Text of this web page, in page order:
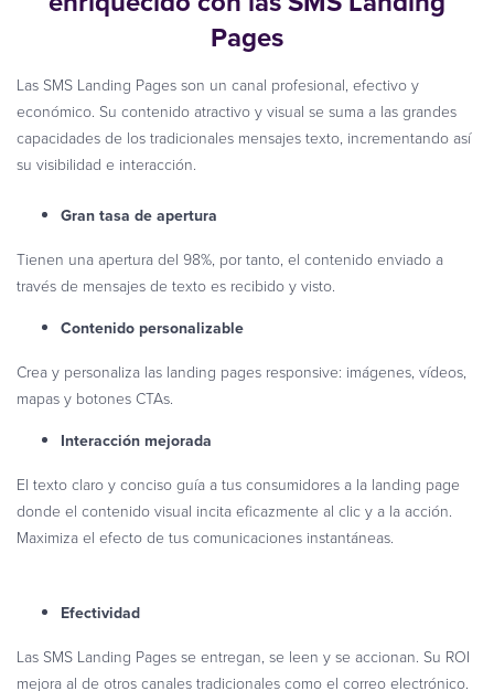
Pages
Las SMS Landing Pages son un canal profesional, efectivo y
económico. Su contenido atractivo y visual se suma a las grandes
capacidades de los tradicionales mensajes texto, incrementando así
su visibilidad e interacción.
Gran tasa de apertura
Tienen una apertura del 98%, por tanto, el contenido enviado a
través de mensajes de texto es recibido y visto.
Contenido personalizable
Crea y personaliza las landing pages responsive: imágenes, vídeos,
mapas y botones CTAs.
Interacción mejorada
El texto claro y conciso guía a tus consumidores a la landing page
donde el contenido visual incita eficazmente al clic y a la acción.
Maximiza el efecto de tus comunicaciones instantáneas.
Efectividad
Las SMS Landing Pages se entregan, se leen y se accionan. Su ROI
mejora al de otros canales tradicionales como el correo electrónico.